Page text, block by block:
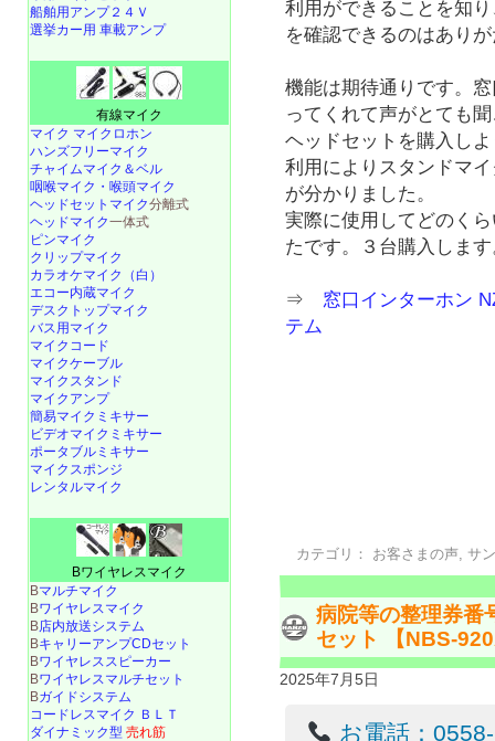
利用ができることを知
を確認できるのはあり
機能は期待通りです。
ってくれて声がとても
ヘッドセットを購入し
利用によりスタンドマ
が分かりました。
実際に使用してどのく
たです。３台購入しま
⇒ 窓口インターホン
テム
カテゴリ： お客さまの声 ,サ
病院等の整理券
セット 【NBS-
2025年7月5日
お電話：
船舶用アンプ２４Ｖ
選挙カー用 車載アンプ
有線マイク
マイク マイクロホン
ハンズフリーマイク
チャイムマイク＆ベル
咽喉マイク・喉頭マイク
ヘッドセットマイク分離式
ヘッドマイク一体式
ピンマイク
クリップマイク
カラオケマイク（白）
エコー内蔵マイク
デスクトップマイク
バス用マイク
マイクコード
マイクケーブル
マイクスタンド
マイクアンプ
簡易マイクミキサー
ビデオマイクミキサー
ポータブルミキサー
マイクスポンジ
レンタルマイク
Bワイヤレスマイク
Bマルチマイク
Bワイヤレスマイク
B店内放送システム
BキャリーアンプCDセット
Bワイヤレススピーカー
Bワイヤレスマルチセット
Bガイドシステム
コードレスマイク ＢＬＴ
ダイナミック型 売れ筋